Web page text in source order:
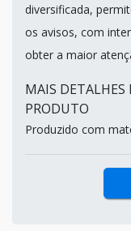
diversificada,
os avisos, com
obter a maior
MAIS DETALHES
PRODUTO
Produzido com